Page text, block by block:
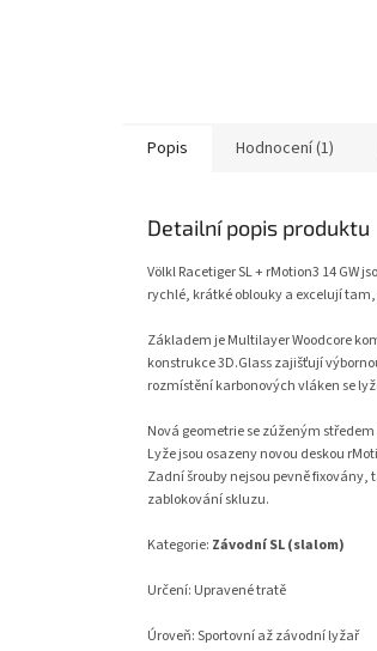
Popis Hodnocení (1)
Detailní popis produktu
Völkl Racetiger SL + rMotion3 14
rychlé, krátké oblouky a excelují
Základem je Multilayer Woodcore
konstrukce 3D.Glass zajišťují
rozmístění karbonových vláken se
Nová geometrie se zúženým
Lyže jsou osazeny novou deskou
Zadní šrouby nejsou pevně
zablokování skluzu.
Kategorie: Závodní SL (slalom)
Určení: Upravené tratě
Úroveň: Sportovní až závodní lyžař